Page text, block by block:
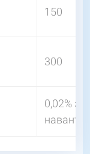
150
300
0,02%